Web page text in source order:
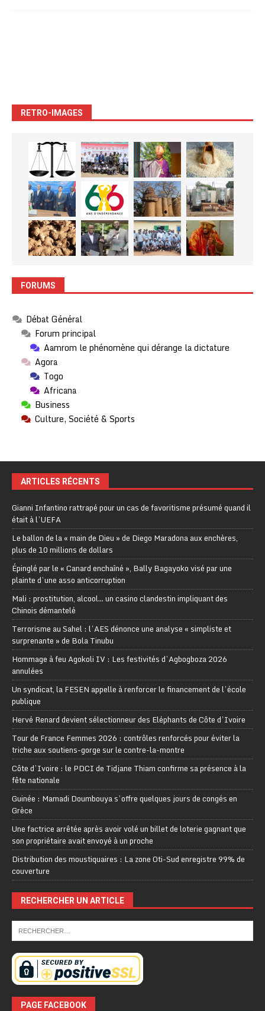
RETRO-IMAGES
FORUMS
Débat Général
Forum principal
Aamrom le phénomène qui dérange la dictature
Agora
Togo
Africana
Business
Culture, Société & Sports
ARTICLES RÉCENTS
Gianni Infantino rattrapé pour un cas de favoritisme présumé quand il
était à l’UEFA
Le ballon de la « main de Dieu » de Diego Maradona aux enchères,
plus de 10 millions de dollars
Épinglé par le « Canard enchaîné », Bally Bagayoko visé par une
plainte d’une asso anticorruption
Mali : prostitution, alcool… un casino clandestin impliquant des
Chinois démantelé
Terrorisme au Sahel : l’AES dénonce une analyse « simpliste et
surprenante » de Bola Tinubu
Hommage à feu Agokoli IV : Les festivités d’Agbogboza 2026
annulées
Un syndicat, la FESEN appelle à renforcer le financement de l’école
publique
Hervé Renard devient sélectionneur des Eléphants de Côte d’Ivoire
Tour de France Femmes 2026 : contrôles renforcés pour éviter la
triche aux soutiens-gorge sur le contre-la-montre
Côte d’Ivoire : le PDCI de Tidjane Thiam confirme sa présence à la
fête nationale
Guinée : Mamadi Doumbouya s’offre quelques jours de congés en
Grèce
Une factrice arrêtée après avoir volé un billet de loterie gagnant que
son propriétaire avait envoyé à un proche
Distribution des moustiquaires : La zone Oti-Sud enregistre 99% de
couverture
RECHERCHER UN ARTICLE
PAGE FACEBOOK